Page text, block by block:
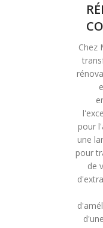
Chez
pour
une
pour
de